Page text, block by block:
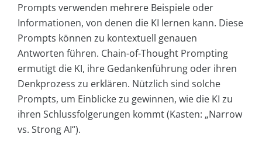
Prompts verwenden mehrere Beispiele oder
Informationen, von denen die KI lernen kann. Diese
Prompts können zu kontextuell genauen
Antworten führen. Chain-of-Thought Prompting
ermutigt die KI, ihre Gedankenführung oder ihren
Denkprozess zu erklären. Nützlich sind solche
Prompts, um Einblicke zu gewinnen, wie die KI zu
ihren Schlussfolgerungen kommt (Kasten: „Narrow
vs. Strong AI“).